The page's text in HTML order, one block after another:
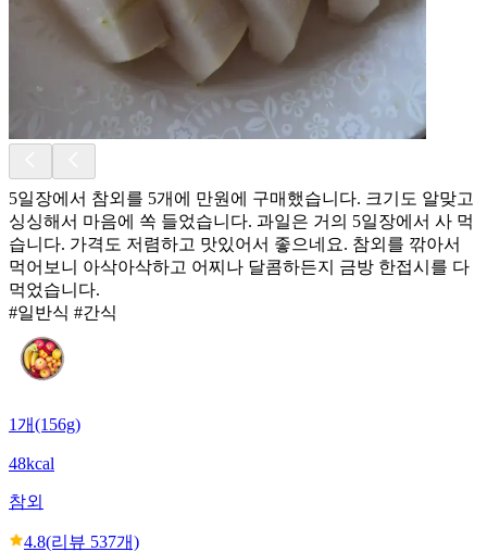
5일장에서 참외를 5개에 만원에 구매했습니다. 크기도 알맞고
싱싱해서 마음에 쏙 들었습니다. 과일은 거의 5일장에서 사 먹
습니다. 가격도 저렴하고 맛있어서 좋으네요. 참외를 깎아서
먹어보니 아삭아삭하고 어찌나 달콤하든지 금방 한접시를 다
먹었습니다.
#일반식 #간식
1개(156g)
48kcal
참외
4.8(리뷰 537개)